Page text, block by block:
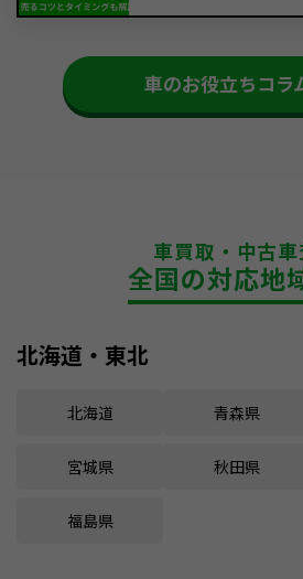
車のお役立ちコラ
車買取・中古車
全国の対応地
北海道・東北
北海道 青森県
宮城県 秋田県
福島県